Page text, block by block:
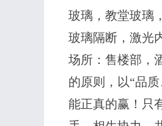
玻璃，教堂玻璃
玻璃隔断，激光
场所：售楼部，
的原则，以“品
能正真的赢！只